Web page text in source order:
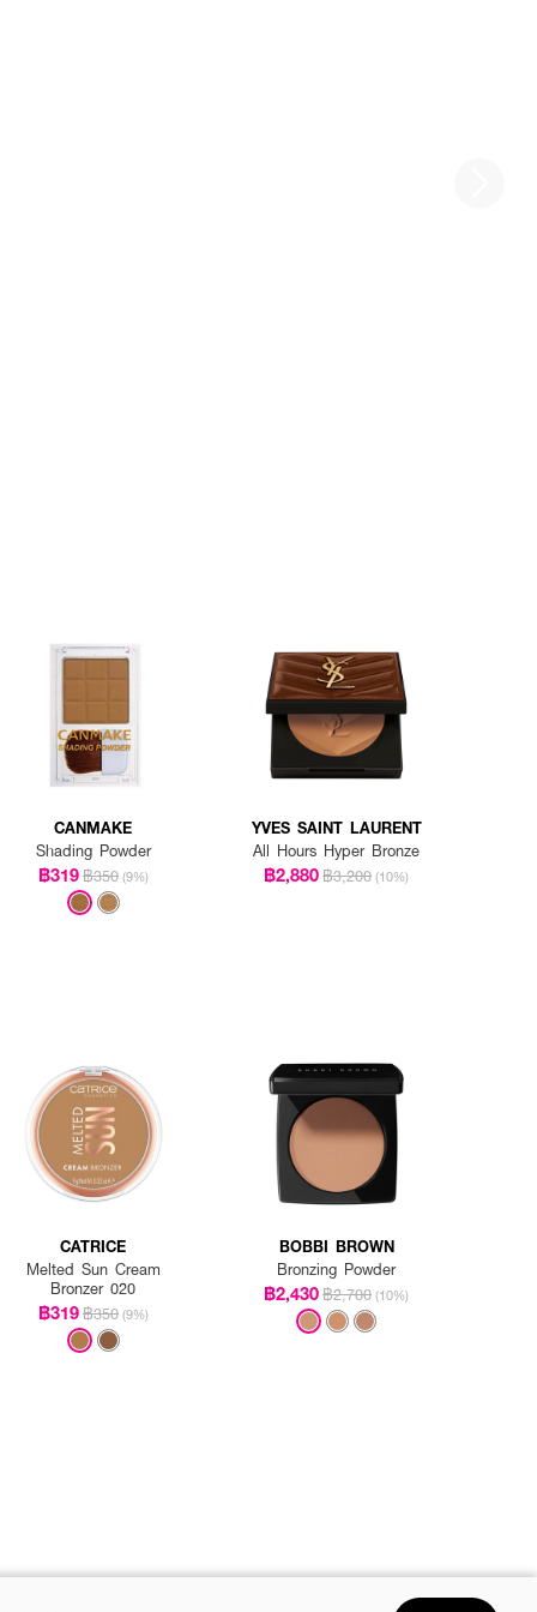
CANMAKE
Shading Powder
฿319฿350 (9%)
YVES SAINT LAURENT
All Hours Hyper Bronze
฿2,880฿3,200 (10%)
CATRICE
Melted Sun Cream
Bronzer 020
฿319฿350 (9%)
BOBBI BROWN
Bronzing Powder
฿2,430฿2,700 (10%)